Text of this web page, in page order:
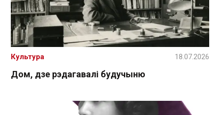
Дом, дзе рэдагавалі будучыню
Культура 18.07.2026